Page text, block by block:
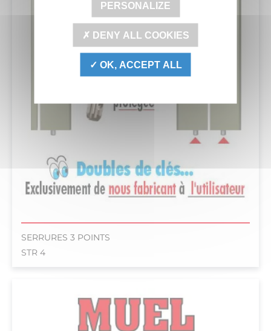
SERRURES 3 POINTS
STR 4
PERSONALIZE
DENY ALL COOKIES
OK, ACCEPT ALL